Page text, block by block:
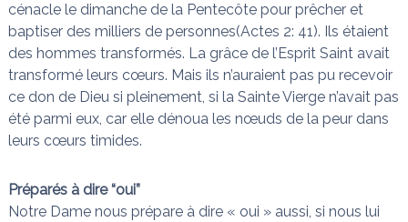
cénacle le dimanche de la Pentecôte pour prêcher et
baptiser des milliers de personnes(Actes 2: 41). Ils étaient
des hommes transformés. La grâce de l’Esprit Saint avait
transformé leurs cœurs. Mais ils n’auraient pas pu recevoir
ce don de Dieu si pleinement, si la Sainte Vierge n’avait pas
été parmi eux, car elle dénoua les nœuds de la peur dans
leurs cœurs timides.
Préparés à dire “oui”
Notre Dame nous prépare à dire « oui » aussi, si nous lui